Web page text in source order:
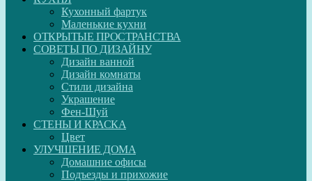
Кухонный фартук
Маленькие кухни
ОТКРЫТЫЕ ПРОСТРАНСТВА
СОВЕТЫ ПО ДИЗАЙНУ
Дизайн ванной
Дизайн комнаты
Стили дизайна
Украшение
Фен-Шуй
СТЕНЫ И КРАСКА
Цвет
УЛУЧШЕНИЕ ДОМА
Домашние офисы
Подъезды и прихожие